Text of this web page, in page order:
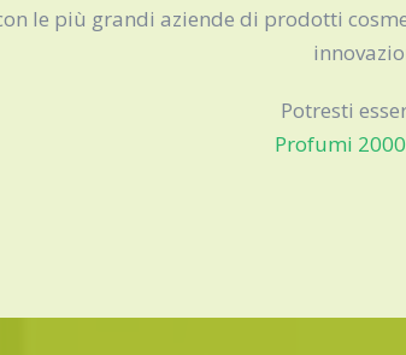
le più grandi aziende di prodotti
Potresti
Profumi 2000